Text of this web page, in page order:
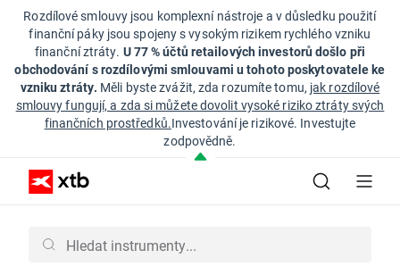
Rozdílové smlouvy jsou komplexní nástroje a v důsledku použití
finanční páky jsou spojeny s vysokým rizikem rychlého vzniku
finanční ztráty. U 77 % účtů retailových investorů došlo při
obchodování s rozdílovými smlouvami u tohoto poskytovatele ke
vzniku ztráty. Měli byste zvážit, zda rozumíte tomu, jak rozdílové
smlouvy fungují, a zda si můžete dovolit vysoké riziko ztráty svých
finančních prostředků.Investování je rizikové. Investujte
zodpovědně.